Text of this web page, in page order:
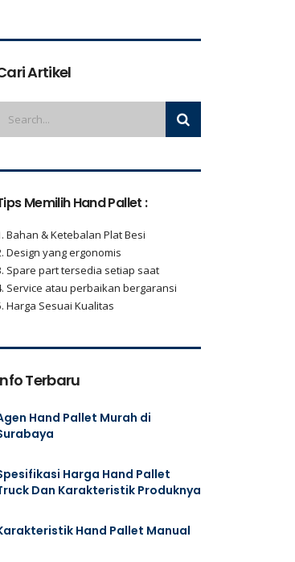
Artikel
Memilih Hand Pallet :
Bahan & Ketebalan Plat Besi
Design yang ergonomis
Spare part tersedia setiap saat
Service atau perbaikan bergaransi
Harga Sesuai Kualitas
Terbaru
Hand Pallet Murah di
Harga Hand Pallet
Dan Karakteristik Produknya
Hand Pallet Manual